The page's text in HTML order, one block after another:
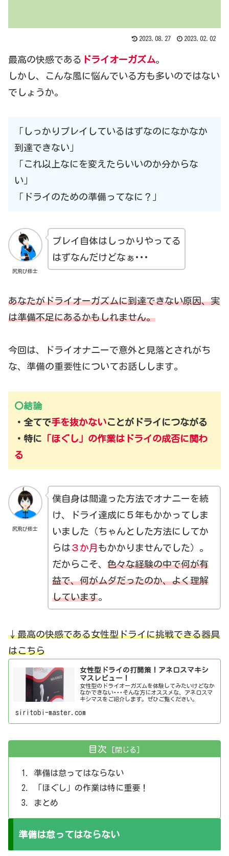
2023.08.27 2023.02.02
最高の快感である ドライオーガズム。
しかし、こんな風に悩んでいる方も多いのではない
でしょうか。
「しっかりプレイしているはずなのになかなか
到達できない」
「これ以上なにを変えたらいいのか分からな
い」
「ドライのための準備ってなに？」
尻飛び修士
プレイ自体はしっかりやってる
はずなんだけどなぁ･･･
あなたがドライオーガズムに到達できない原因、実
は準備不足にあるかもしれません。
今回は、ドライオナニーで意外と見落とされがち
な、準備の重要性についてお話しします。
〇結論
・全てで手を抜かないことがドライにつながる
・特に 「ほぐし」の作業は ドライの成否に関わ
る
尻飛び修士
僕自身は間違った方法でオナニーを続
け、ドライ達成に５年もかかってしま
いました（ちゃんとした方法にしてか
らは ３か月 もかかりませんでした）。
だからこそ、 色々な経験の中で何が有
益で、何がムダだったのか、よく理解
しています。
↓最高の快感である女性型ドライに挑戦できる器具
はこちら
女性型ドライの打開策！アネロスマキシ
マスレビュー！
女性型のドライオーガズムを体験してみたいけどなか
なかできない･･･そんな方にオススメな、アネロスマ
キシマスをご紹介します。ぜひご覧ください。
siritobi-master.com
目次
準備は怠ってはならない
「ほぐし」の作業は特に重要！
まとめ
準備は怠ってはならない